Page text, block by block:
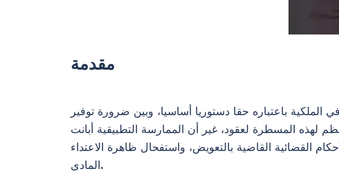
مقدمة
الملكية باعتباره حقا دستوريا أساسيا، وبين ضرورة توفير
وقد اضطلع القانون رقم 7.81 بدور الإطار المرجعي المنظم لهذه المسطرة لعقود، غير أن الممارسة التطبيقية أبانت
القضائية القاضية بالتعويض، واستفحال ظاهرة الاعتداء
المادي.